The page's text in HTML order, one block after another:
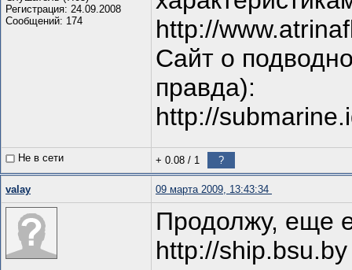
Регистрация: 24.09.2008
Сообщений: 174
http://
Сайт о
правда):
http://
Не в сети + 0.08 / 1 ?
valay 09 марта 2009, 13:43:34
Продолжу, еще
http://ship.bsu.by